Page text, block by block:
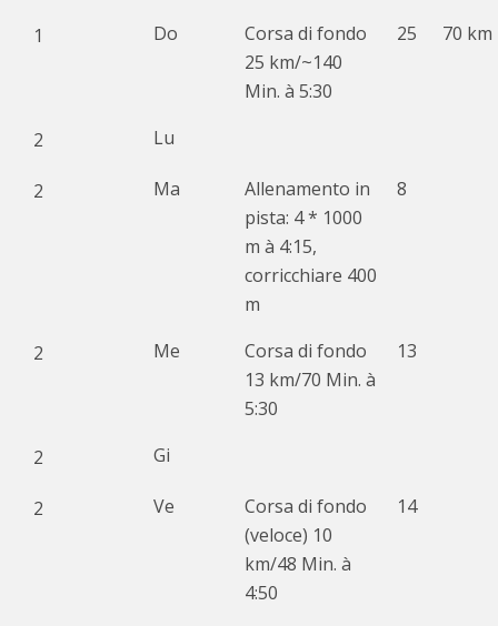
1 Do
Corsa di fondo
25 km/~140
Min. à 5:30
25 70 km
2 Lu
2 Ma
Allenamento in
pista: 4 * 1000
m à 4:15,
corricchiare 400
m
8
2 Me
Corsa di fondo
13 km/70 Min. à
5:30
13
2 Gi
2 Ve
Corsa di fondo
(veloce) 10
km/48 Min. à
4:50
14